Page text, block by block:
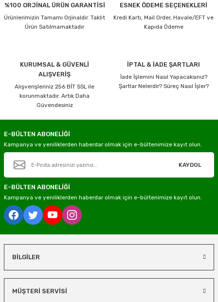
%100 ORJİNAL ÜRÜN GARANTİSİ
Ürünlerimizin Tamamı Orjinaldir. Taklit
Ürün Satılmamaktadır
ESNEK ÖDEME SEÇENEKLERİ
Kredi Kartı, Mail Order, Havale/EFT ve
Kapıda Ödeme
KURUMSAL & GÜVENLİ
ALIŞVERİŞ
Alışverişleriniz 256 BİT SSL ile
korunmaktadır. Artık Daha
Güvendesiniz
İPTAL & İADE ŞARTLARI
İade İşlemini Nasıl Yapacaksınız?
Şartlar Nelerdir? Süreç Nasıl İşler?
E-BÜLTEN ABONELİĞİ
Kampanya ve yeniliklerden haberdar olmak için e-bültenimize kayıt olun.
KAYDOL
E-BÜLTEN ABONELİĞİ
Kampanya ve yeniliklerden haberdar olmak için e-bültenimize kayıt olun.
BİLGİLER
MÜŞTERİ SERVİSİ